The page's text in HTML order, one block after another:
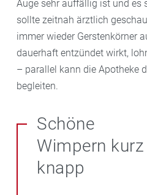
Auge sehr auffällig ist und es
sollte zeitnah ärztlich
immer wieder Gerstenkörner
dauerhaft entzündet wirkt,
– parallel kann die Apotheke
begleiten.
Schöne
Wimpern kurz
knapp